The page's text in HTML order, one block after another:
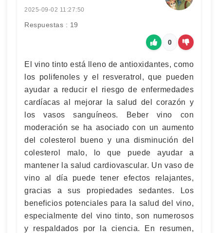
2025-09-02 11:27:50
Respuestas : 19
0
El vino tinto está lleno de antioxidantes, como
los polifenoles y el resveratrol, que pueden
ayudar a reducir el riesgo de enfermedades
cardíacas al mejorar la salud del corazón y
los vasos sanguíneos. Beber vino con
moderación se ha asociado con un aumento
del colesterol bueno y una disminución del
colesterol malo, lo que puede ayudar a
mantener la salud cardiovascular. Un vaso de
vino al día puede tener efectos relajantes,
gracias a sus propiedades sedantes. Los
beneficios potenciales para la salud del vino,
especialmente del vino tinto, son numerosos
y respaldados por la ciencia. En resumen,